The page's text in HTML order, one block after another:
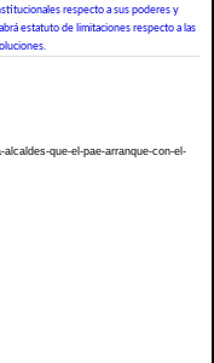
respecto a sus poderes y
estatuto de limitaciones respecto a las
que-el-pae-arranque-con-el-